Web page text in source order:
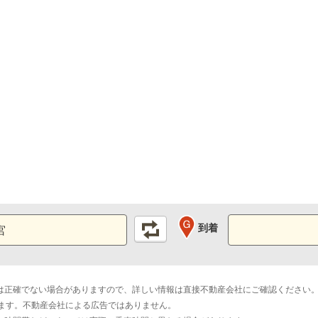
到着
確でない場合がありますので、詳しい情報は直接不動産会社にご確認ください。
。不動産会社による広告ではありません。